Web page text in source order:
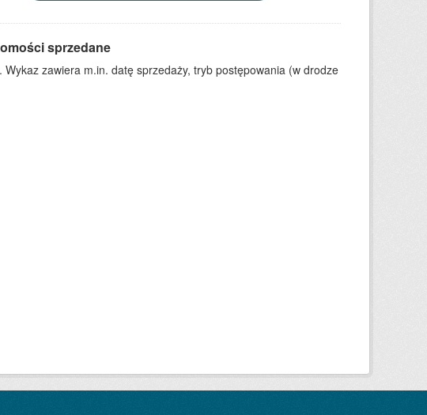
sprzedane
zawiera m.in. datę sprzedaży, tryb postępowania (w drodze